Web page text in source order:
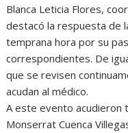
Blanca Leticia Flores,
destacó la respuesta de
temprana hora por su
correspondientes. De
que se revisen
acudan al médico.
A este evento acudieron
Monserrat Cuenca